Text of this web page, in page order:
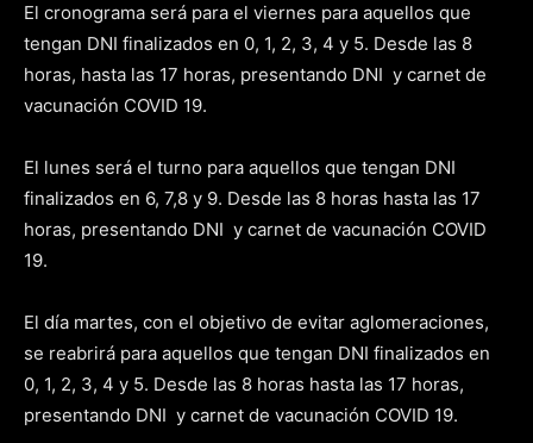
El cronograma será para el viernes para aquellos que
tengan DNI finalizados en 0, 1, 2, 3, 4 y 5. Desde las 8
horas, hasta las 17 horas, presentando DNI y carnet de
vacunación COVID 19.
El lunes será el turno para aquellos que tengan DNI
finalizados en 6, 7,8 y 9. Desde las 8 horas hasta las 17
horas, presentando DNI y carnet de vacunación COVID
19.
El día martes, con el objetivo de evitar aglomeraciones,
se reabrirá para aquellos que tengan DNI finalizados en
0, 1, 2, 3, 4 y 5. Desde las 8 horas hasta las 17 horas,
presentando DNI y carnet de vacunación COVID 19.